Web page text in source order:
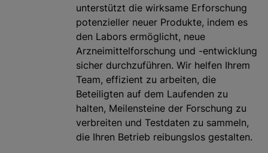
unterstützt die wirksame Erforschung
potenzieller neuer Produkte, indem es
den Labors ermöglicht, neue
Arzneimittelforschung und -entwicklung
sicher durchzuführen. Wir helfen Ihrem
Team, effizient zu arbeiten, die
Beteiligten auf dem Laufenden zu
halten, Meilensteine der Forschung zu
verbreiten und Testdaten zu sammeln,
die Ihren Betrieb reibungslos gestalten.